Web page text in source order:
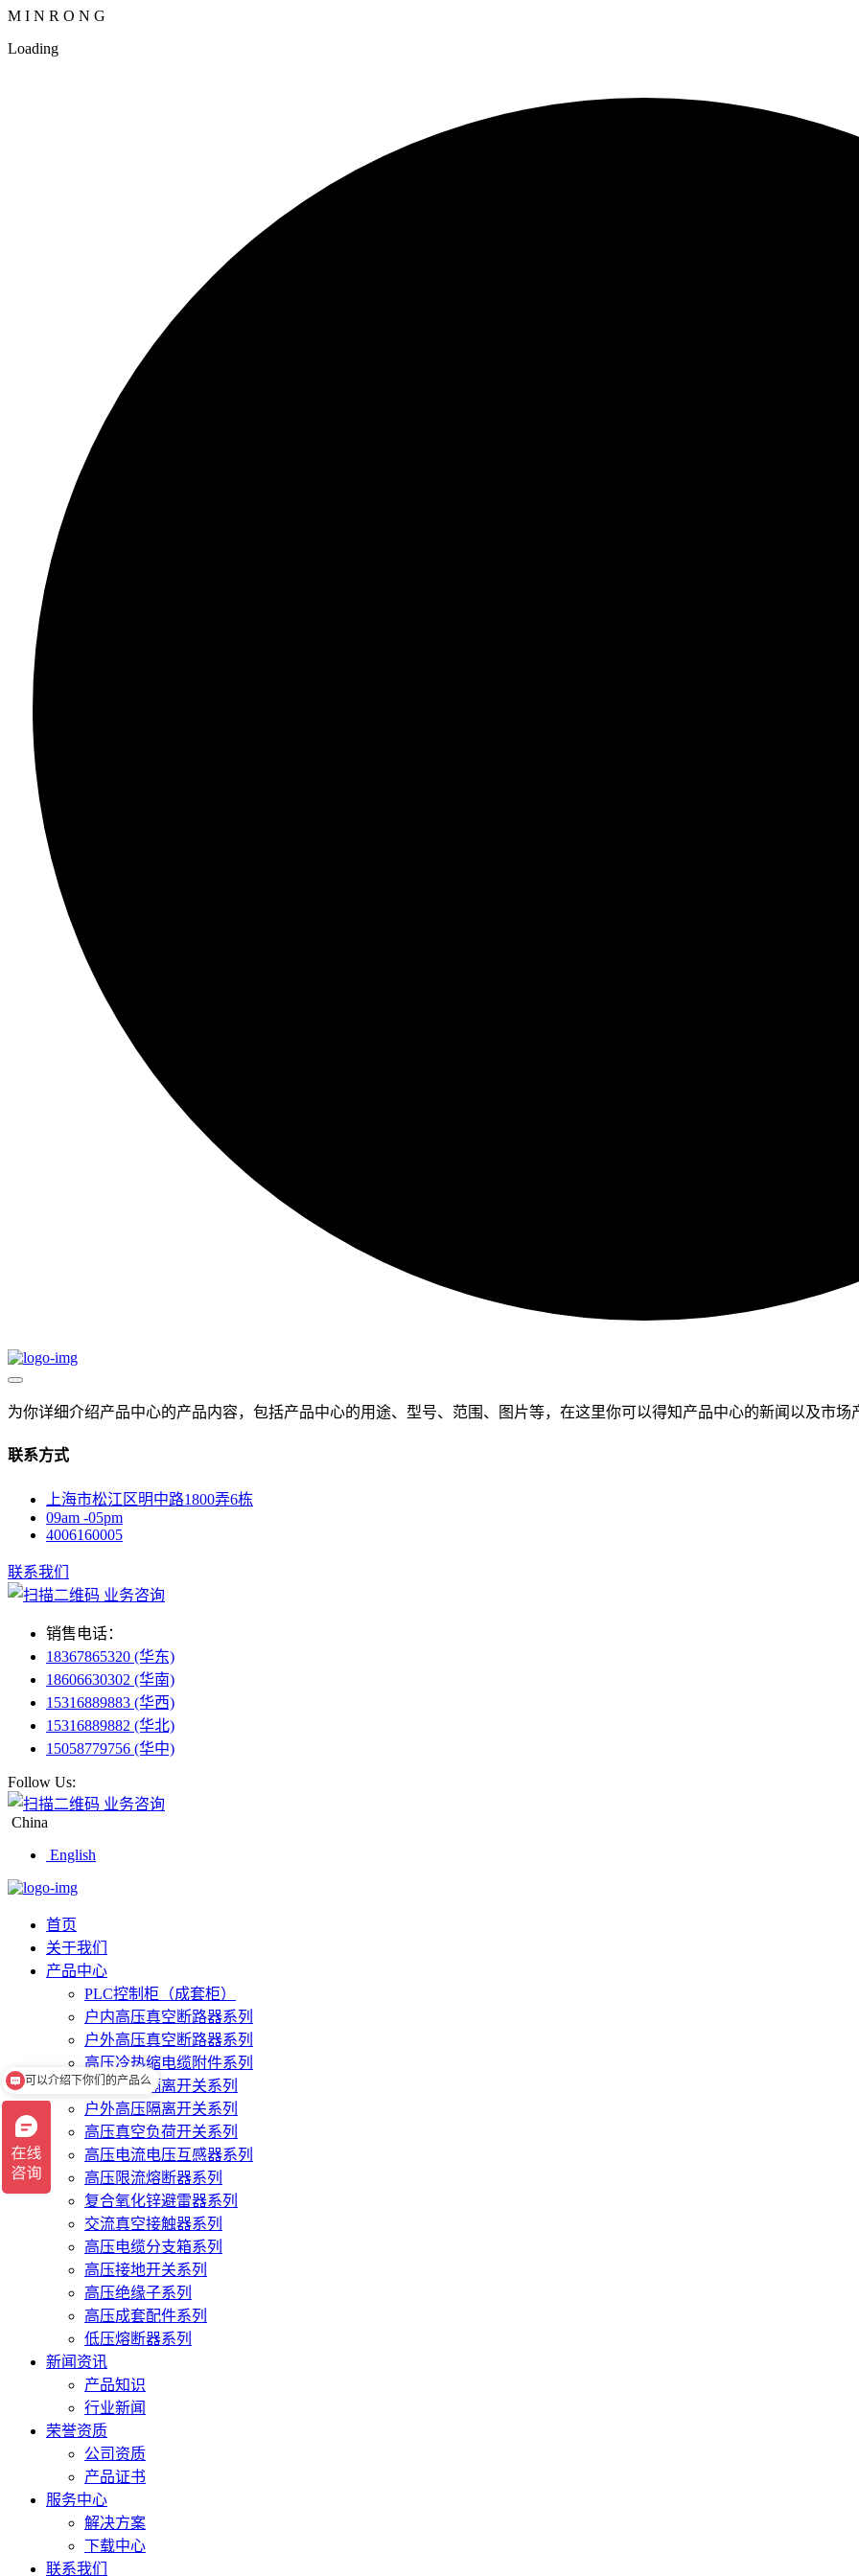
M I N R O N G
Loading
为你详细介绍产品中心的产品内容，包括产品中心的用途、型号、范围、图片等，在这里你可以得知产品中心的新闻以及市场
联系方式
上海市松江区明中路1800弄6栋
09am -05pm
4006160005
联系我们
业务咨询
销售电话：
18367865320 (华东)
18606630302 (华南)
15316889883 (华西)
15316889882 (华北)
15058779756 (华中)
Follow Us:
业务咨询
China
English
首页
关于我们
产品中心
PLC控制柜（成套柜）
户内高压真空断路器系列
户外高压真空断路器系列
高压冷热缩电缆附件系列
户内高压隔离开关系列
户外高压隔离开关系列
高压真空负荷开关系列
高压电流电压互感器系列
高压限流熔断器系列
复合氧化锌避雷器系列
交流真空接触器系列
高压电缆分支箱系列
高压接地开关系列
高压绝缘子系列
高压成套配件系列
低压熔断器系列
新闻资讯
产品知识
行业新闻
荣誉资质
公司资质
产品证书
服务中心
解决方案
下载中心
联系我们
可以介绍下你们的产品么
你们是怎么收费的呢